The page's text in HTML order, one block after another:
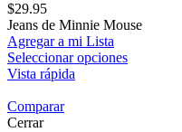
$29.95
Jeans de Minnie Mouse
Agregar a mi Lista
Seleccionar opciones
Vista rápida
Comparar
Cerrar